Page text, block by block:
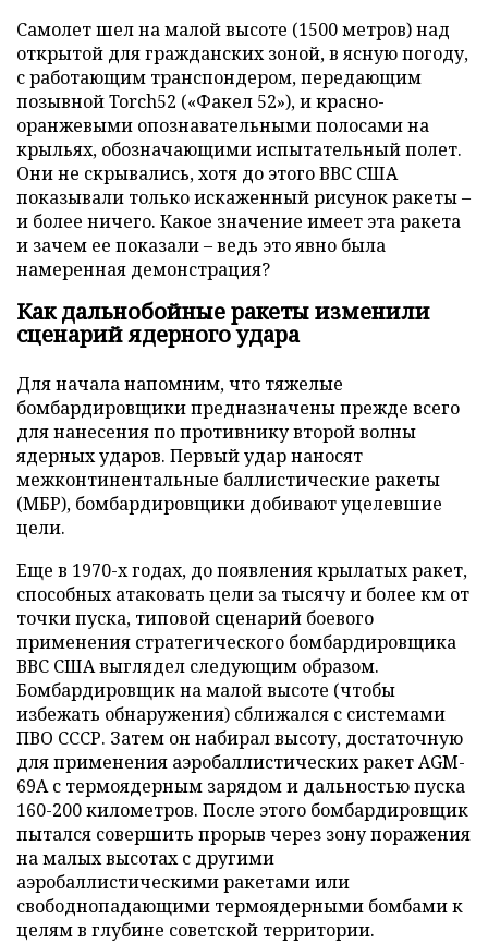
Самолет шел на малой высоте (1500 метров) над
открытой для гражданских зоной, в ясную погоду,
с работающим транспондером, передающим
позывной Torch52 («Факел 52»), и красно-
оранжевыми опознавательными полосами на
крыльях, обозначающими испытательный полет.
Они не скрывались, хотя до этого ВВС США
показывали только искаженный рисунок ракеты –
и более ничего. Какое значение имеет эта ракета
и зачем ее показали – ведь это явно была
намеренная демонстрация?
Как дальнобойные ракеты изменили
сценарий ядерного удара
Для начала напомним, что тяжелые
бомбардировщики предназначены прежде всего
для нанесения по противнику второй волны
ядерных ударов. Первый удар наносят
межконтинентальные баллистические ракеты
(МБР), бомбардировщики добивают уцелевшие
цели.
Еще в 1970-х годах, до появления крылатых ракет,
способных атаковать цели за тысячу и более км от
точки пуска, типовой сценарий боевого
применения стратегического бомбардировщика
ВВС США выглядел следующим образом.
Бомбардировщик на малой высоте (чтобы
избежать обнаружения) сближался с системами
ПВО СССР. Затем он набирал высоту, достаточную
для применения аэробаллистических ракет AGM-
69A с термоядерным зарядом и дальностью пуска
160-200 километров. После этого бомбардировщик
пытался совершить прорыв через зону поражения
на малых высотах с другими
аэробаллистическими ракетами или
свободнопадающими термоядерными бомбами к
целям в глубине советской территории.